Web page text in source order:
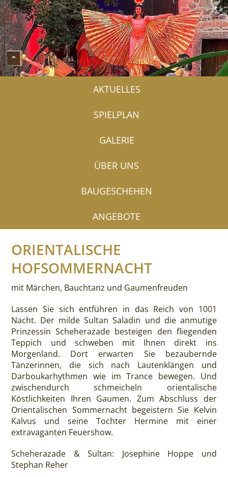
AKTUELLES
SPIELPLAN
GALERIE
ÜBER UNS
BAUGESCHEHEN
ANGEBOTE
ORIENTALISCHE
HOFSOMMERNACHT
mit Märchen, Bauchtanz und Gaumenfreuden
Lassen Sie sich entführen in das Reich von 1001
Nacht. Der milde Sultan Saladin und die anmutige
Prinzessin Scheherazade besteigen den fliegenden
Teppich und schweben mit Ihnen direkt ins
Morgenland. Dort erwarten Sie bezaubernde
Tänzerinnen, die sich nach Lautenklängen und
Darboukarhythmen wie im Trance bewegen. Und
zwischendurch schmeicheln orientalische
Köstlichkeiten Ihren Gaumen. Zum Abschluss der
Orientalischen Sommernacht begeistern Sie Kelvin
Kalvus und seine Tochter Hermine mit einer
extravaganten Feuershow.
Scheherazade & Sultan: Josephine Hoppe und
Stephan Reher